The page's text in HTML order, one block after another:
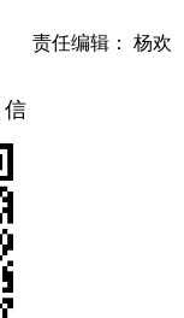
责任编辑： 杨欢